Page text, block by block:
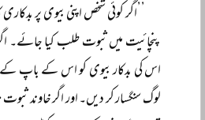
’’اگر کوئی شخص اپنی بیوی پر
پنچائیت میں ثبوت طلب کیا جائے۔
اس کی بدکار بیوی کو اس کے باپ
لوگ سنگسار کر دیں۔ اور اگر خاوند ثبوت